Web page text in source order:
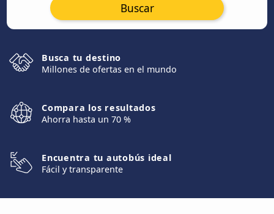
Buscar
Busca tu destino
Millones de ofertas en el mundo
Compara los resultados
Ahorra hasta un 70 %
Encuentra tu autobús ideal
Fácil y transparente